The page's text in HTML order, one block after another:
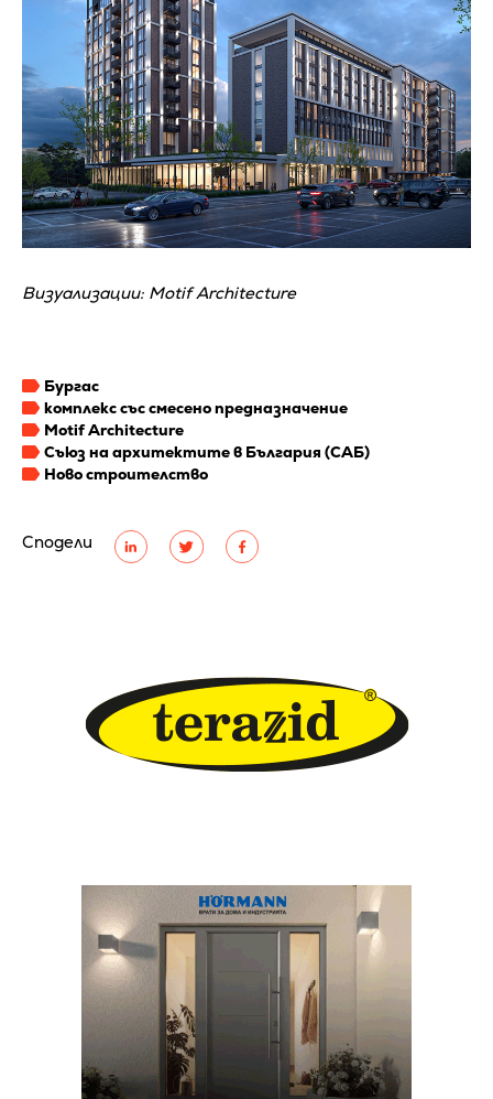
Сподели
Визуализации: Motif Architecture
Бургас
комплекс със смесено предназначение
Motif Architecture
Съюз на архитектите в България (САБ)
Ново строителство